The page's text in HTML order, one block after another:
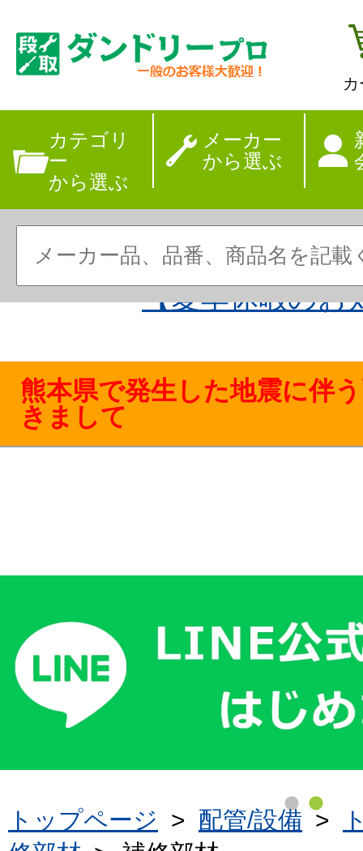
カテゴリ
ー
から選ぶ
メーカー
から選ぶ
【夏季休暇のお
熊本県で発生した地震に伴
きまして
トップページ > 配管/設備 >